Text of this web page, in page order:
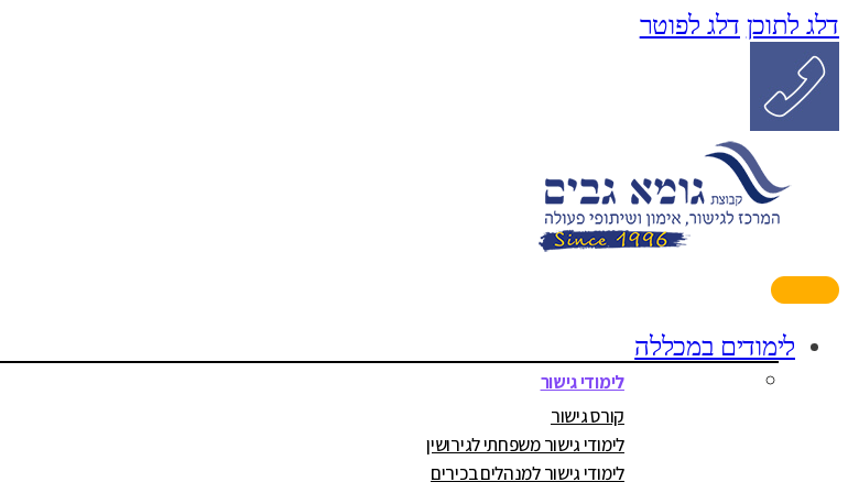
דלג לתוכן דלג לפוטר
לימודים במכללה
לימודי גישור
קורס גישור
לימודי גישור משפחתי לגירושין
לימודי גישור למנהלים בכירים